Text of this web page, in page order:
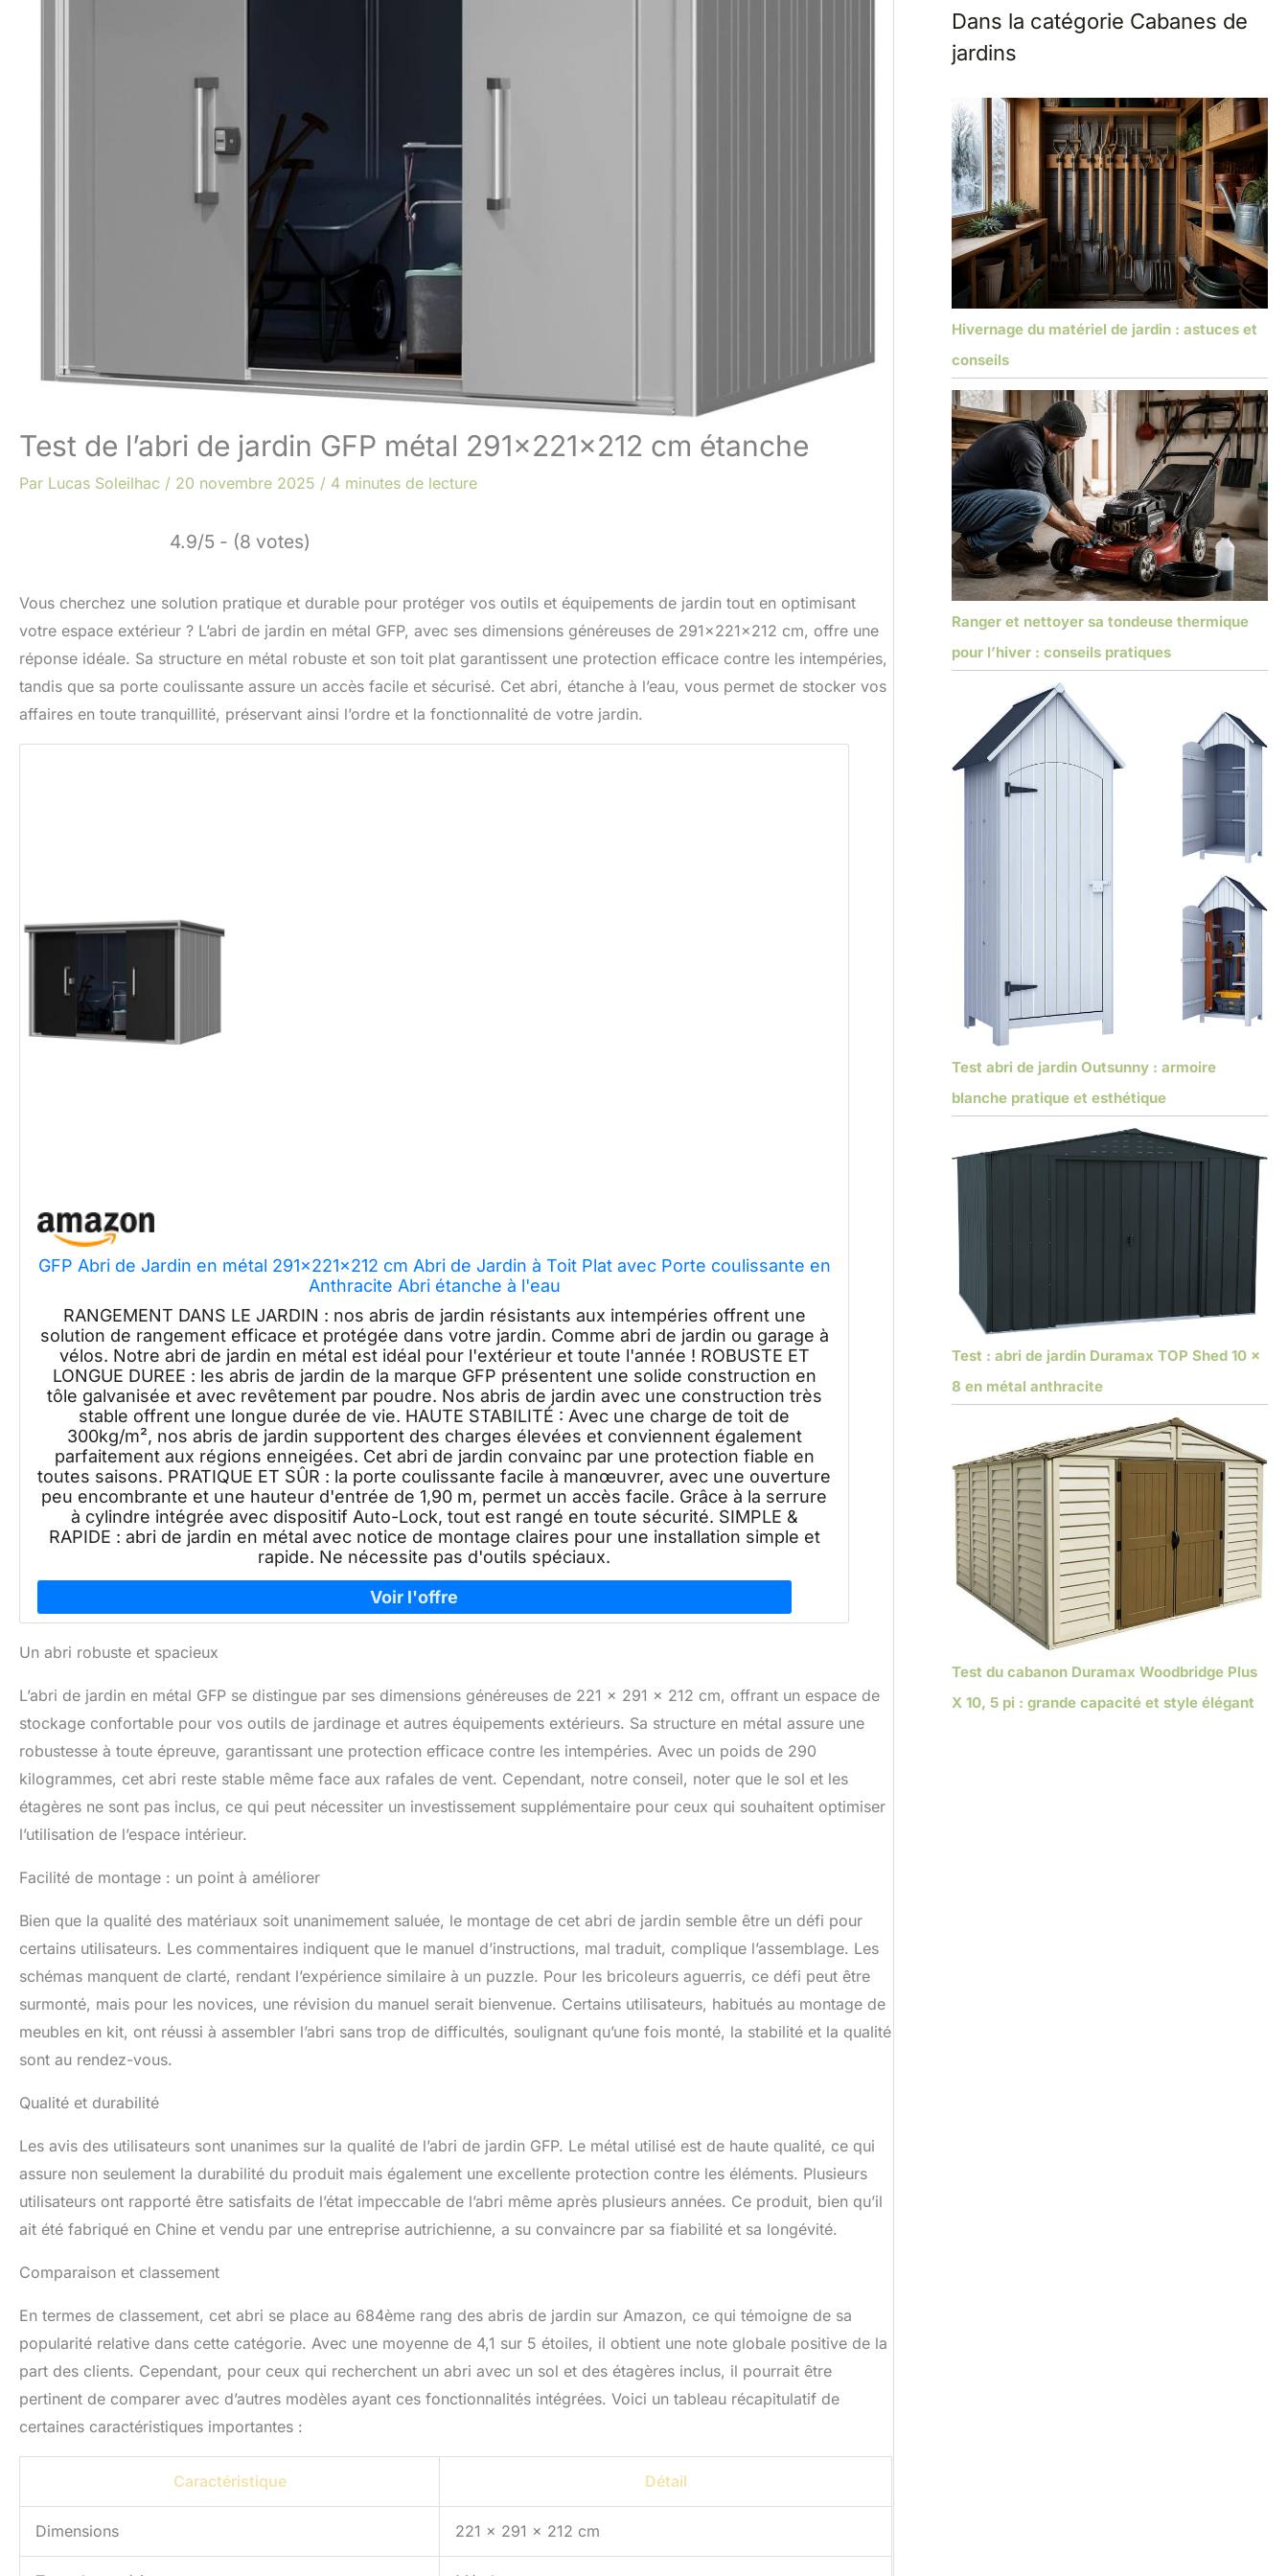
Test de l’abri de jardin GFP métal 291x221x212 cm étanche
Par Lucas Soleilhac / 20 novembre 2025 / 4 minutes de lecture
4.9/5 - (8 votes)
Vous cherchez une solution pratique et durable pour protéger vos outils et équipements de jardin tout en optimisant
votre espace extérieur ? L’abri de jardin en métal GFP, avec ses dimensions généreuses de 291x221x212 cm, offre une
réponse idéale. Sa structure en métal robuste et son toit plat garantissent une protection efficace contre les intempéries,
tandis que sa porte coulissante assure un accès facile et sécurisé. Cet abri, étanche à l’eau, vous permet de stocker vos
affaires en toute tranquillité, préservant ainsi l’ordre et la fonctionnalité de votre jardin.
GFP Abri de Jardin en métal 291x221x212 cm Abri de Jardin à Toit Plat avec Porte coulissante en
Anthracite Abri étanche à l'eau
RANGEMENT DANS LE JARDIN : nos abris de jardin résistants aux intempéries offrent une
solution de rangement efficace et protégée dans votre jardin. Comme abri de jardin ou garage à
vélos. Notre abri de jardin en métal est idéal pour l'extérieur et toute l'année ! ROBUSTE ET
LONGUE DUREE : les abris de jardin de la marque GFP présentent une solide construction en
tôle galvanisée et avec revêtement par poudre. Nos abris de jardin avec une construction très
stable offrent une longue durée de vie. HAUTE STABILITÉ : Avec une charge de toit de
300kg/m², nos abris de jardin supportent des charges élevées et conviennent également
parfaitement aux régions enneigées. Cet abri de jardin convainc par une protection fiable en
toutes saisons. PRATIQUE ET SÛR : la porte coulissante facile à manœuvrer, avec une ouverture
peu encombrante et une hauteur d'entrée de 1,90 m, permet un accès facile. Grâce à la serrure
à cylindre intégrée avec dispositif Auto-Lock, tout est rangé en toute sécurité. SIMPLE &
RAPIDE : abri de jardin en métal avec notice de montage claires pour une installation simple et
rapide. Ne nécessite pas d'outils spéciaux.
Un abri robuste et spacieux
L’abri de jardin en métal GFP se distingue par ses dimensions généreuses de 221 x 291 x 212 cm, offrant un espace de
stockage confortable pour vos outils de jardinage et autres équipements extérieurs. Sa structure en métal assure une
robustesse à toute épreuve, garantissant une protection efficace contre les intempéries. Avec un poids de 290
kilogrammes, cet abri reste stable même face aux rafales de vent. Cependant, notre conseil, noter que le sol et les
étagères ne sont pas inclus, ce qui peut nécessiter un investissement supplémentaire pour ceux qui souhaitent optimiser
l’utilisation de l’espace intérieur.
Facilité de montage : un point à améliorer
Bien que la qualité des matériaux soit unanimement saluée, le montage de cet abri de jardin semble être un défi pour
certains utilisateurs. Les commentaires indiquent que le manuel d’instructions, mal traduit, complique l’assemblage. Les
schémas manquent de clarté, rendant l’expérience similaire à un puzzle. Pour les bricoleurs aguerris, ce défi peut être
surmonté, mais pour les novices, une révision du manuel serait bienvenue. Certains utilisateurs, habitués au montage de
meubles en kit, ont réussi à assembler l’abri sans trop de difficultés, soulignant qu’une fois monté, la stabilité et la qualité
sont au rendez-vous.
Qualité et durabilité
Les avis des utilisateurs sont unanimes sur la qualité de l’abri de jardin GFP. Le métal utilisé est de haute qualité, ce qui
assure non seulement la durabilité du produit mais également une excellente protection contre les éléments. Plusieurs
utilisateurs ont rapporté être satisfaits de l’état impeccable de l’abri même après plusieurs années. Ce produit, bien qu’il
ait été fabriqué en Chine et vendu par une entreprise autrichienne, a su convaincre par sa fiabilité et sa longévité.
Comparaison et classement
En termes de classement, cet abri se place au 684ème rang des abris de jardin sur Amazon, ce qui témoigne de sa
popularité relative dans cette catégorie. Avec une moyenne de 4,1 sur 5 étoiles, il obtient une note globale positive de la
part des clients. Cependant, pour ceux qui recherchent un abri avec un sol et des étagères inclus, il pourrait être
pertinent de comparer avec d’autres modèles ayant ces fonctionnalités intégrées. Voici un tableau récapitulatif de
certaines caractéristiques importantes :
Caractéristique Détail
Dimensions 221 x 291 x 212 cm
Dans la catégorie Cabanes de
jardins
Hivernage du matériel de jardin : astuces et
conseils
Ranger et nettoyer sa tondeuse thermique
pour l’hiver : conseils pratiques
Test abri de jardin Outsunny : armoire
blanche pratique et esthétique
Test : abri de jardin Duramax TOP Shed 10 x
8 en métal anthracite
Test du cabanon Duramax Woodbridge Plus
X 10, 5 pi : grande capacité et style élégant